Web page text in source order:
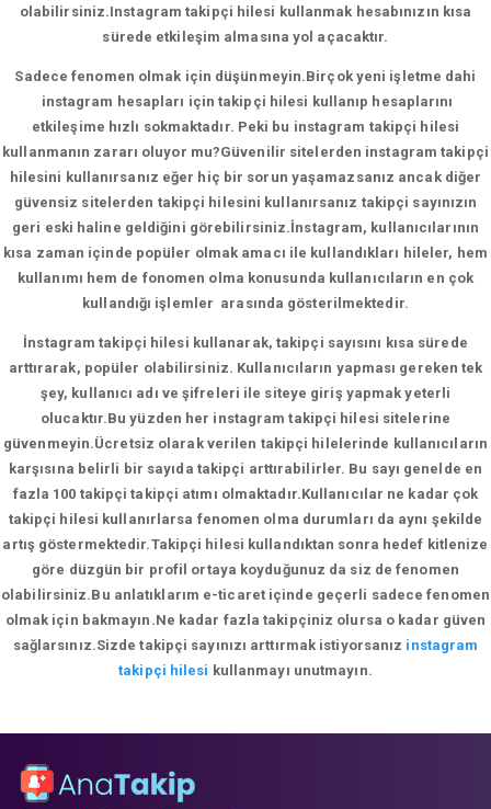
olabilirsiniz.Instagram takipçi hilesi kullanmak hesabınızın kısa
sürede etkileşim almasına yol açacaktır.
Sadece fenomen olmak için düşünmeyin.Birçok yeni işletme dahi
instagram hesapları için takipçi hilesi kullanıp hesaplarını
etkileşime hızlı sokmaktadır. Peki bu instagram takipçi hilesi
kullanmanın zararı oluyor mu?Güvenilir sitelerden instagram takipçi
hilesini kullanırsanız eğer hiç bir sorun yaşamazsanız ancak diğer
güvensiz sitelerden takipçi hilesini kullanırsanız takipçi sayınızın
geri eski haline geldiğini görebilirsiniz.İnstagram, kullanıcılarının
kısa zaman içinde popüler olmak amacı ile kullandıkları hileler, hem
kullanımı hem de fonomen olma konusunda kullanıcıların en çok
kullandığı işlemler arasında gösterilmektedir.
İnstagram takipçi hilesi kullanarak, takipçi sayısını kısa sürede
arttırarak, popüler olabilirsiniz. Kullanıcıların yapması gereken tek
şey, kullanıcı adı ve şifreleri ile siteye giriş yapmak yeterli
olucaktır.Bu yüzden her instagram takipçi hilesi sitelerine
güvenmeyin.Ücretsiz olarak verilen takipçi hilelerinde kullanıcıların
karşısına belirli bir sayıda takipçi arttırabilirler. Bu sayı genelde en
fazla 100 takipçi takipçi atımı olmaktadır.Kullanıcılar ne kadar çok
takipçi hilesi kullanırlarsa fenomen olma durumları da aynı şekilde
artış göstermektedir.Takipçi hilesi kullandıktan sonra hedef kitlenize
göre düzgün bir profil ortaya koyduğunuz da siz de fenomen
olabilirsiniz.Bu anlatıklarım e-ticaret içinde geçerli sadece fenomen
olmak için bakmayın.Ne kadar fazla takipçiniz olursa o kadar güven
sağlarsınız.Sizde takipçi sayınızı arttırmak istiyorsanız instagram
takipçi hilesi kullanmayı unutmayın.